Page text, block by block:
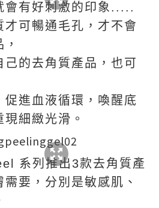
會有好刺激的印象.....
才可暢通毛孔，才不會
己的去角質產品，也可
進血液循環，喚醒底
細緻光滑。
系列推出3款去角質產
要，分別是敏感肌、